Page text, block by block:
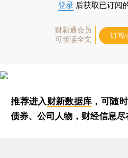
登录 后获取已订阅
财新通会员
可畅读全文
订阅/
推荐进入财新数据库 ，可随
债券、公司人物，财经信息尽